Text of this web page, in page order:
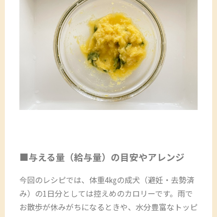
■与える量（給与量）の目安やアレンジ
今回のレシピでは、体重4㎏の成犬（避妊・去勢済
み）の1日分としては控えめのカロリーです。雨で
お散歩が休みがちになるときや、水分豊富なトッピ